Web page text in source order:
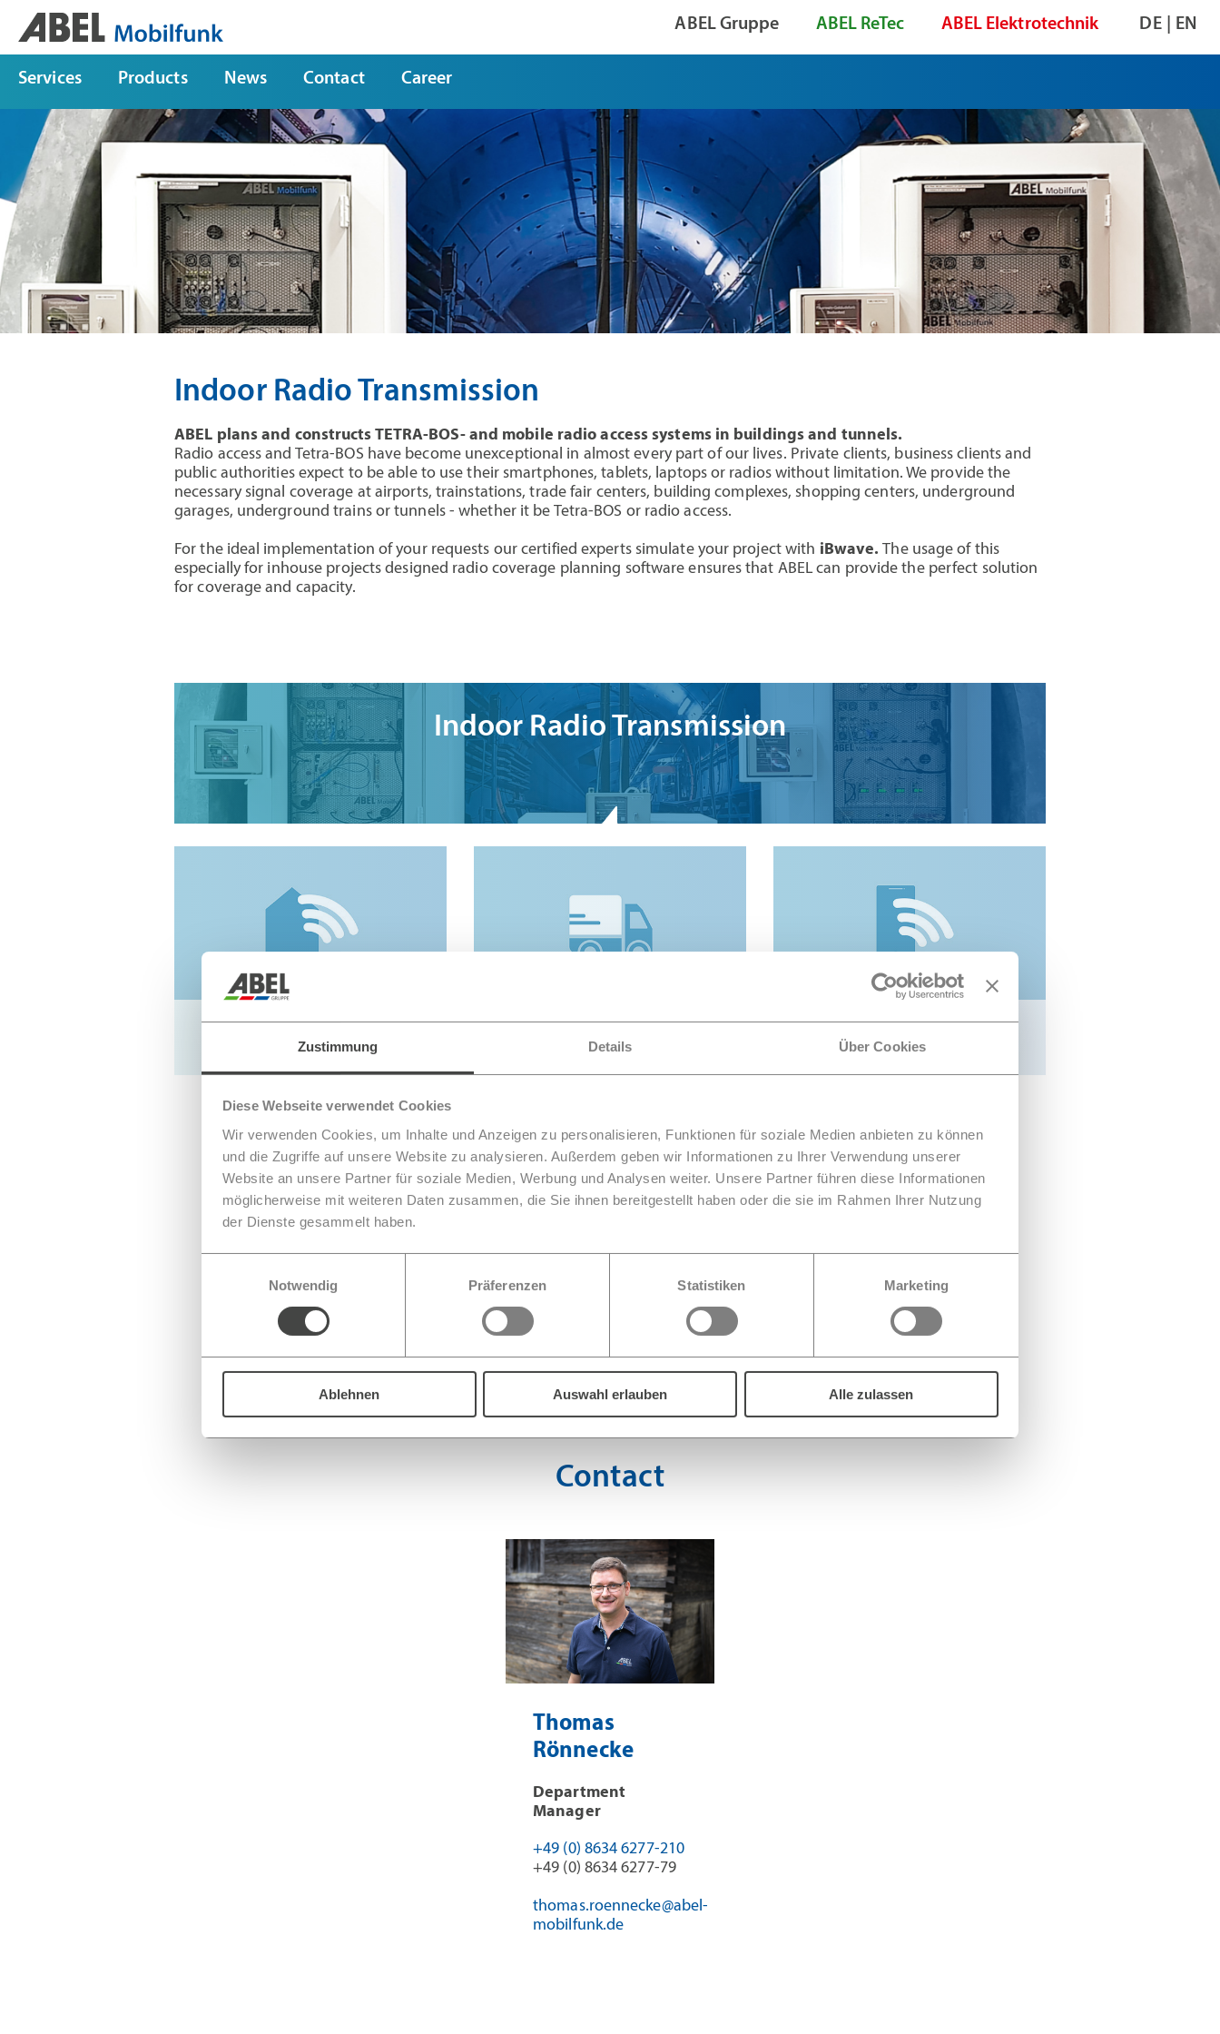
Zustimmung Details Über Cookies
Diese Webseite verwendet Cookies
Wir verwenden Cookies, um Inhalte und Anzeigen zu personalisieren, Funktionen für soziale Medien anbieten zu können
und die Zugriffe auf unsere Website zu analysieren. Außerdem geben wir Informationen zu Ihrer Verwendung unserer
Website an unsere Partner für soziale Medien, Werbung und Analysen weiter. Unsere Partner führen diese Informationen
möglicherweise mit weiteren Daten zusammen, die Sie ihnen bereitgestellt haben oder die sie im Rahmen Ihrer Nutzung
der Dienste gesammelt haben.
Notwendig
Präferenzen Statistiken Marketing
Ablehnen Auswahl erlauben Alle zulassen
ABEL Gruppe ABEL ReTec ABEL Elektrotechnik DE EN
Services Products News Contact Career
Indoor Radio Transmission
ABEL plans and constructs TETRA-BOS- and mobile radio access systems in buildings and tunnels.
Radio access and Tetra-BOS have become unexceptional in almost every part of our lives. Private clients, business clients and
public authorities expect to be able to use their smartphones, tablets, laptops or radios without limitation. We provide the
necessary signal coverage at airports, trainstations, trade fair centers, building complexes, shopping centers, underground
garages, underground trains or tunnels - whether it be Tetra-BOS or radio access.
For the ideal implementation of your requests our certified experts simulate your project with iBwave.The usage of this
especially for inhouse projects designed radio coverage planning software ensures that ABEL can provide the perfect solution
for coverage and capacity.
Indoor Radio Transmission
TETRA-BOS building
applications
TETRA-BOS tunnel access
Radio access indoor
applications
TETRA-BOS building applications
TETRA-BOS tunnel access
Contact
Thomas
Rönnecke
Department
Manager
+49 (0) 8634 6277-210
+49 (0) 8634 6277-79
thomas.roennecke@abel-
mobilfunk.de